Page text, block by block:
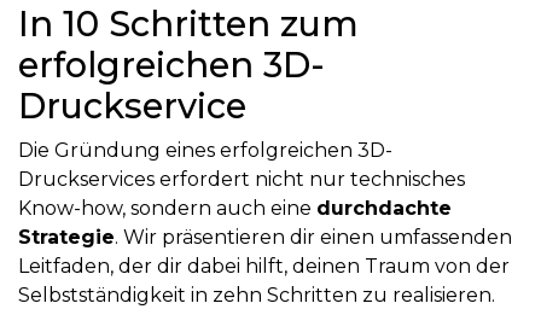
In 10 Schritten zum
erfolgreichen 3D-
Druckservice
Die Gründung eines erfolgreichen 3D-
Druckservices erfordert nicht nur technisches
Know-how, sondern auch eine durchdachte
Strategie. Wir präsentieren dir einen umfassenden
Leitfaden, der dir dabei hilft, deinen Traum von der
Selbstständigkeit in zehn Schritten zu realisieren.